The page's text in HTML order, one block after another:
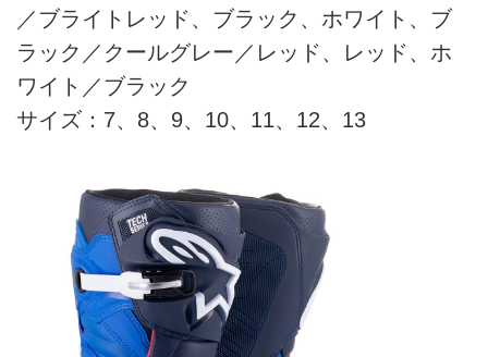
／ブライトレッド、ブラック、ホワイト、ブ
ラック／クールグレー／レッド、レッド、ホ
ワイト／ブラック
サイズ：7、8、9、10、11、12、13